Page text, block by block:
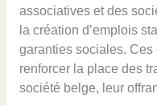
associatives et des
la création d’emplois
garanties sociales. Ces
renforcer la place des
société belge, leur